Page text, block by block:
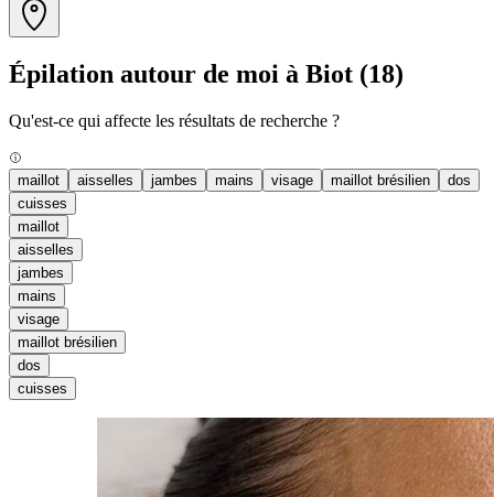
Épilation autour de moi à Biot (18)
Qu'est-ce qui affecte les résultats de recherche ?
maillot aisselles jambes mains visage maillot brésilien
dos
cuisses
maillot
aisselles
jambes
mains
visage
maillot brésilien
dos
cuisses